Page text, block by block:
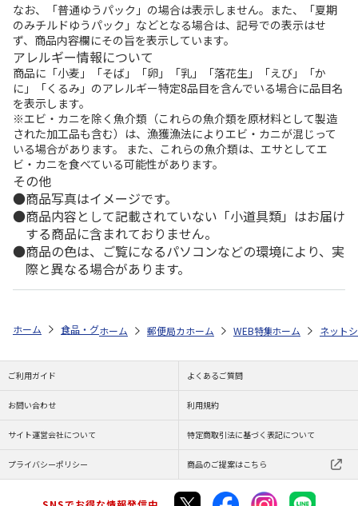
なお、「普通ゆうパック」の場合は表示しません。また、「夏期
のみチルドゆうパック」などとなる場合は、記号での表示はせ
ず、商品内容欄にその旨を表示しています。
アレルギー情報について
商品に「小麦」「そば」「卵」「乳」「落花生」「えび」「か
に」「くるみ」のアレルギー特定8品目を含んでいる場合に品目名
を表示します。
※エビ・カニを除く魚介類（これらの魚介類を原材料として製造
された加工品も含む）は、漁獲漁法によりエビ・カニが混じって
いる場合があります。 また、これらの魚介類は、エサとしてエ
ビ・カニを食べている可能性があります。
その他
商品写真はイメージです。
商品内容として記載されていない「小道具類」はお届け
する商品に含まれておりません。
商品の色は、ご覧になるパソコンなどの環境により、実
際と異なる場合があります。
ホーム 食品・グルメストア おうち本格グルメ・ご褒美ストック特集
ホーム 郵便局カタログ 非食品 備蓄・保存食・
ホーム WEB特集 防災用品
ホーム ネット
ご利用ガイド よくあるご質問
お問い合わせ 利用規約
サイト運営会社について 特定商取引法に基づく表記について
プライバシーポリシー 商品のご提案はこちら